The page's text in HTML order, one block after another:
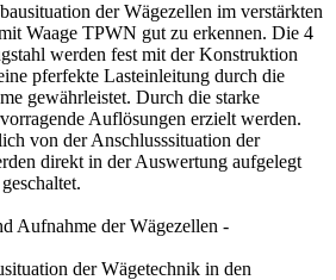
der Wägezellen im verstärkten
Waage TPWN gut zu erkennen. Die 4
werden fest mit der Konstruktion
pferfekte Lasteinleitung durch die
gewährleistet. Durch die starke
Auflösungen erzielt werden.
von der Anschlusssituation der
direkt in der Auswertung aufgelegt